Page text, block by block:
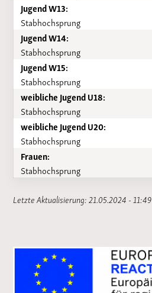
Jugend W13:
Stabhochsprung
Jugend W14:
Stabhochsprung
Jugend W15:
Stabhochsprung
weibliche Jugend U18:
Stabhochsprung
weibliche Jugend U20:
Stabhochsprung
Frauen:
Stabhochsprung
Letzte Aktualisierung: 21.05.2024 - 11:49